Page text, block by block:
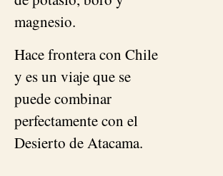
magnesio.
Hace frontera con Chile
y es un viaje que se
puede combinar
perfectamente con el
Desierto de Atacama.